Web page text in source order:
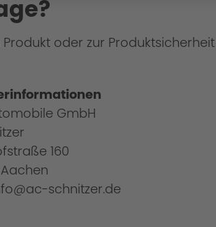
Produkt oder zur
GmbH
160
schnitzer.de